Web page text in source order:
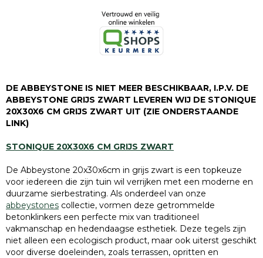
DE ABBEYSTONE IS NIET MEER BESCHIKBAAR, I.P.V. DE
ABBEYSTONE GRIJS ZWART LEVEREN WIJ DE STONIQUE
20X30X6 CM GRIJS ZWART UIT (ZIE ONDERSTAANDE
LINK)
STONIQUE 20X30X6 CM GRIJS ZWART
De Abbeystone 20x30x6cm in grijs zwart is een topkeuze
voor iedereen die zijn tuin wil verrijken met een moderne en
duurzame sierbestrating. Als onderdeel van onze
abbeystones collectie, vormen deze getrommelde
betonklinkers een perfecte mix van traditioneel
vakmanschap en hedendaagse esthetiek. Deze tegels zijn
niet alleen een ecologisch product, maar ook uiterst geschikt
voor diverse doeleinden, zoals terrassen, opritten en